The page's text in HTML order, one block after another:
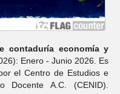
contaduría economí­a y
Enero - Junio 2026. Es
el Centro de Estudios e
Docente A.C. (CENID).